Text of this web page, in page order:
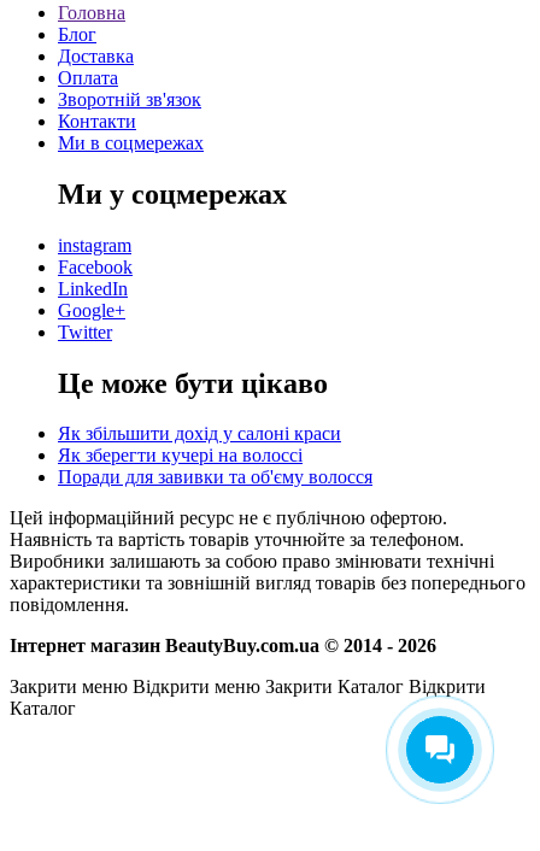
Головна
Блог
Доставка
Оплата
Зворотній зв'язок
Контакти
Ми в соцмережах
Ми у соцмережах
instagram
Facebook
LinkedIn
Google+
Twitter
Це може бути цікаво
Як збільшити дохід у салоні краси
Як зберегти кучері на волоссі
Поради для завивки та об'єму волосся
Цей інформаційний ресурс не є публічною офертою.
Наявність та вартість товарів уточнюйте за телефоном.
Виробники залишають за собою право змінювати технічні
характеристики та зовнішній вигляд товарів без попереднього
повідомлення.
Інтернет магазин BeautyBuy.com.ua © 2014 - 2026
Закрити меню Відкрити меню Закрити Каталог Відкрити
Каталог